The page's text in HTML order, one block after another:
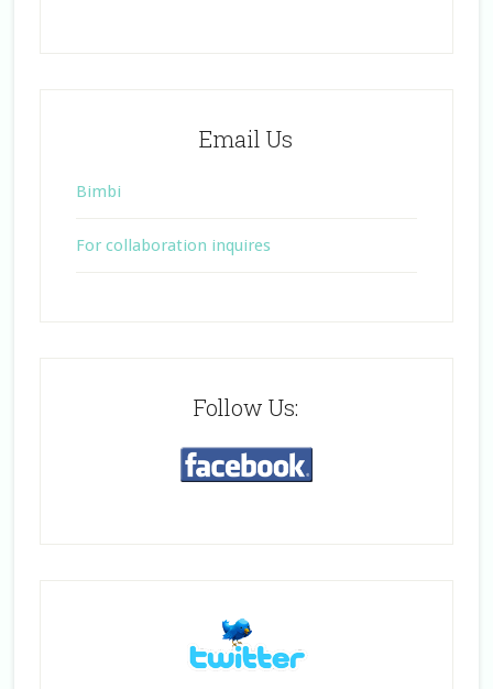
Email Us
Bimbi
For collaboration inquires
Follow Us: